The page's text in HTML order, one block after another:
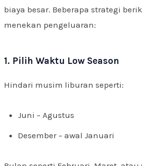
biaya besar. Beberapa strategi
menekan pengeluaran:
1. Pilih Waktu Low Season
Hindari musim liburan seperti:
Juni – Agustus
Desember – awal Januari